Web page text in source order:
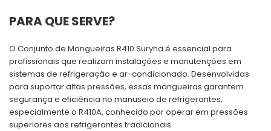
PARA QUE SERVE?
O Conjunto de Mangueiras R410 Suryha é essencial para
profissionais que realizam instalações e manutenções em
sistemas de refrigeração e ar-condicionado. Desenvolvidas
para suportar altas pressões, essas mangueiras garantem
segurança e eficiência no manuseio de refrigerantes,
especialmente o R410A, conhecido por operar em pressões
superiores aos refrigerantes tradicionais.